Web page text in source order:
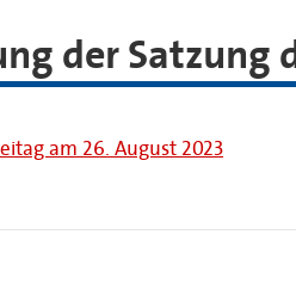
der Satzung
am 26. August 2023